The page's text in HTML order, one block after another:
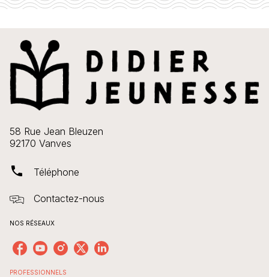
58 Rue Jean Bleuzen
92170 Vanves
phone Téléphone
Contactez-nous
NOS RÉSEAUX
PROFESSIONNELS